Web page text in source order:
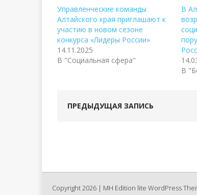
Управленческие команды
Алтайского края приглашают к
участию в новом сезоне
конкурса «Лидеры России»
14.11.2025
В "Социальная сфера"
В
В
ПРЕДЫДУЩАЯ ЗАПИСЬ
Copyright 2026 | MH Edition lite WordPress